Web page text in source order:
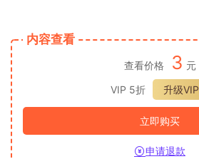
内容查看
查看价格 3 元
VIP 5折
升级VIP
立即购买
申请退款